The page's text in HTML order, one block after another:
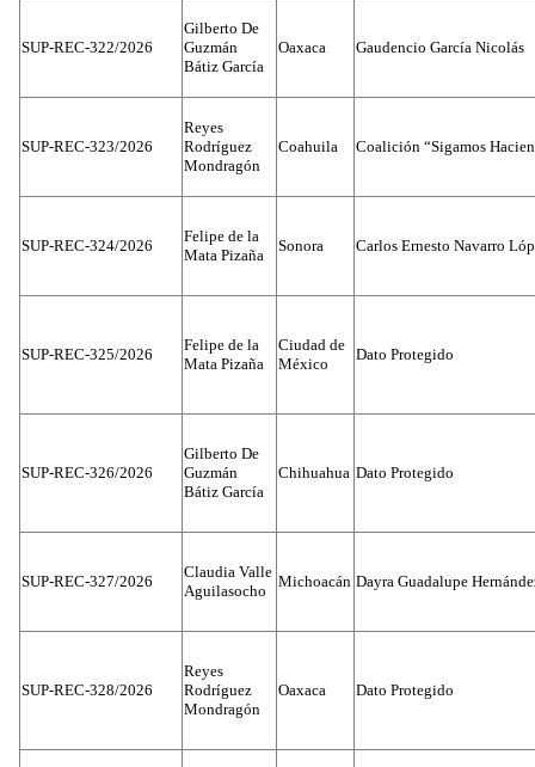
SUP-REC-322/2026
Gilberto De
Guzmán
Bátiz García
Oaxaca Gaudencio García Nicolás
SUP-REC-323/2026
Reyes
Rodríguez
Mondragón
Coahuila Coalición “Sigamos
SUP-REC-324/2026
Felipe de la
Mata Pizaña
Sonora Carlos Ernesto Navarro
SUP-REC-325/2026
Felipe de la
Mata Pizaña
Ciudad de
México
Dato Protegido
SUP-REC-326/2026
Gilberto De
Guzmán
Bátiz García
Chihuahua Dato Protegido
SUP-REC-327/2026
Claudia Valle
Aguilasocho
Michoacán Dayra Guadalupe
SUP-REC-328/2026
Reyes
Rodríguez
Mondragón
Oaxaca Dato Protegido